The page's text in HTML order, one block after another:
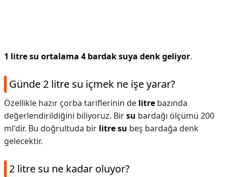
1 litre su ortalama 4 bardak suya denk geliyor.
Günde 2 litre su içmek ne işe yarar?
Özellikle hazır çorba tariflerinin de litre bazında
değerlendirildiğini biliyoruz. Birsu bardağı ölçümü 200
ml'dir. Bu doğrultuda bir litre su beş bardağa denk
gelecektir.
2 litre su ne kadar oluyor?